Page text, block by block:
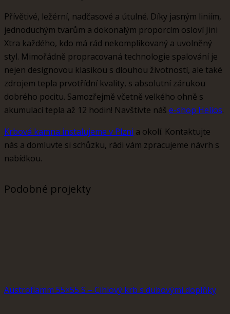
Přívětivé, ležérní, nadčasové a útulné. Díky jasným liniím,
jednoduchým tvarům a dokonalým proporcím osloví Jini
Xtra každého, kdo má rád nekomplikovaný a uvolněný
styl. Mimořádně propracovaná technologie spalování je
nejen designovou klasikou s dlouhou životností, ale také
zdrojem tepla prvotřídní kvality, s absolutní zárukou
dobrého pocitu. Samozřejmě včetně velkého ohně s
akumulací tepla až 12 hodin! Navštivte náš e-shop Helios.
Krbová kamna instalujeme v Plzni a okolí. Kontaktujte
nás a domluvte si schůzku, rádi vám zpracujeme návrh s
nabídkou.
Podobné projekty
Austroflamm 55×55 S – Cihlový krb s dubovými doplňky